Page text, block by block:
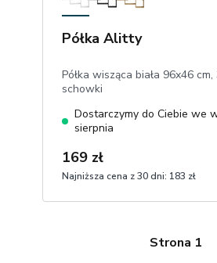
Półka Alitty
Półka wisząca biała 96x46 cm,
schowki
Dostarczymy do Ciebie we
sierpnia
169 zł
Najniższa cena z 30 dni: 183 zł
1
Strona 1